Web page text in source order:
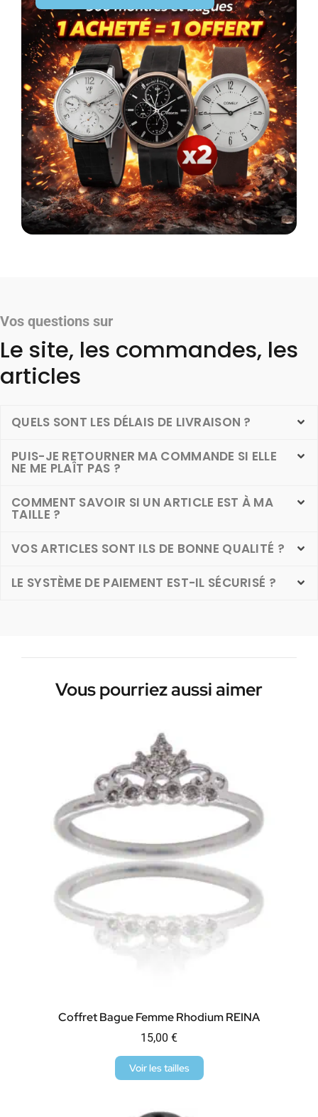
Vos questions sur
Le site, les commandes, les
articles
QUELS SONT LES DÉLAIS DE LIVRAISON ?
PUIS-JE RETOURNER MA COMMANDE SI ELLE
NE ME PLAÎT PAS ?
COMMENT SAVOIR SI UN ARTICLE EST À MA
TAILLE ?
VOS ARTICLES SONT ILS DE BONNE QUALITÉ ?
LE SYSTÈME DE PAIEMENT EST-IL SÉCURISÉ ?
Vous pourriez aussi aimer
Coffret Bague Femme Rhodium REINA
15,00 €
Voir les tailles